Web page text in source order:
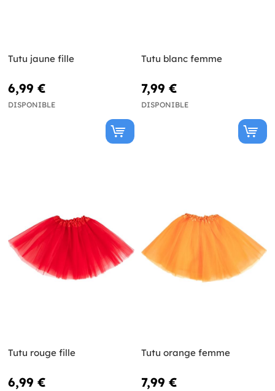
Tutu jaune fille
6,99 €
DISPONIBLE
Tutu blanc femme
7,99 €
DISPONIBLE
Tutu rouge fille
6,99 €
Tutu orange femme
7,99 €